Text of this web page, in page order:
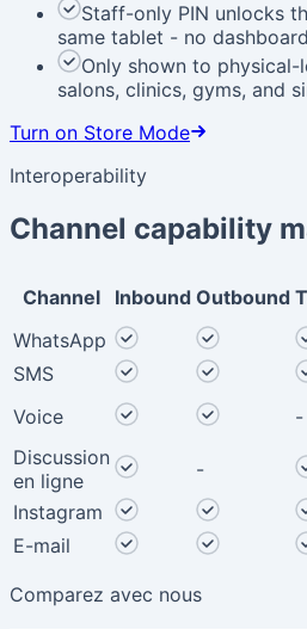
Staff-only PIN unlocks
same tablet - no
Only shown to physical-
salons, clinics, gyms, and
Turn on Store Mode
Interoperability
Channel capability
Channel Inbound Outbound
WhatsApp
SMS
Voice
-
Discussion
en ligne
-
Instagram
E-mail
Comparez avec nous